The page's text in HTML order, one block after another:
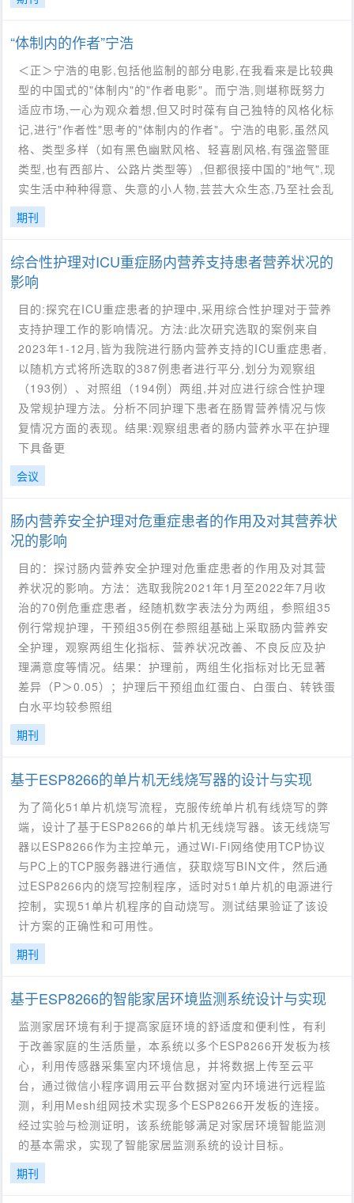
“体制内的作者”宁浩
＜正＞宁浩的电影,包括他监制的部分电影,在我看来是比较典
型的中国式的"体制内"的"作者电影"。而宁浩,则堪称既努力
适应市场,一心为观众着想,但又时时葆有自己独特的风格化标
记,进行"作者性"思考的"体制内的作者"。宁浩的电影,虽然风
格、类型多样（如有黑色幽默风格、轻喜剧风格,有强盗警匪
类型,也有西部片、公路片类型等）,但都很接中国的"地气",现
实生活中种种得意、失意的小人物,芸芸大众生态,乃至社会乱
期刊
综合性护理对ICU重症肠内营养支持患者营养状况的
影响
目的:探究在ICU重症患者的护理中,采用综合性护理对于营养
支持护理工作的影响情况。方法:此次研究选取的案例来自
2023年1-12月,皆为我院进行肠内营养支持的ICU重症患者,
以随机方式将所选取的387例患者进行平分,划分为观察组
（193例）、对照组（194例）两组,并对应进行综合性护理
及常规护理方法。分析不同护理下患者在肠胃营养情况与恢
复情况方面的表现。结果:观察组患者的肠内营养水平在护理
下具备更
会议
肠内营养安全护理对危重症患者的作用及对其营养状
况的影响
目的：探讨肠内营养安全护理对危重症患者的作用及对其营
养状况的影响。方法：选取我院2021年1月至2022年7月收
治的70例危重症患者，经随机数字表法分为两组，参照组35
例行常规护理，干预组35例在参照组基础上采取肠内营养安
全护理，观察两组生化指标、营养状况改善、不良反应及护
理满意度等情况。结果：护理前，两组生化指标对比无显著
差异（P＞0.05）；护理后干预组血红蛋白、白蛋白、转铁蛋
白水平均较参照组
期刊
基于ESP8266的单片机无线烧写器的设计与实现
为了简化51单片机烧写流程，克服传统单片机有线烧写的弊
端，设计了基于ESP8266的单片机无线烧写器。该无线烧写
器以ESP8266作为主控单元，通过Wi-Fi网络使用TCP协议
与PC上的TCP服务器进行通信，获取烧写BIN文件，然后通
过ESP8266内的烧写控制程序，适时对51单片机的电源进行
控制，实现51单片机程序的自动烧写。测试结果验证了该设
计方案的正确性和可用性。
期刊
基于ESP8266的智能家居环境监测系统设计与实现
监测家居环境有利于提高家庭环境的舒适度和便利性，有利
于改善家庭的生活质量，本系统以多个ESP8266开发板为核
心，利用传感器采集室内环境信息，并将数据上传至云平
台，通过微信小程序调用云平台数据对室内环境进行远程监
测，利用Mesh组网技术实现多个ESP8266开发板的连接。
经过实验与检测证明，该系统能够满足对家居环境智能监测
的基本需求，实现了智能家居监测系统的设计目标。
期刊